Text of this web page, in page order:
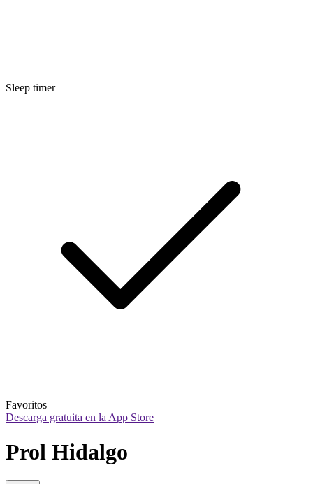
Sleep timer
Favoritos
Descarga gratuita en la App Store
Prol Hidalgo